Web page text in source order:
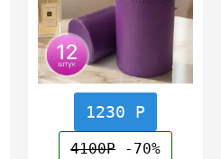
1230 Р
4100Р -70%